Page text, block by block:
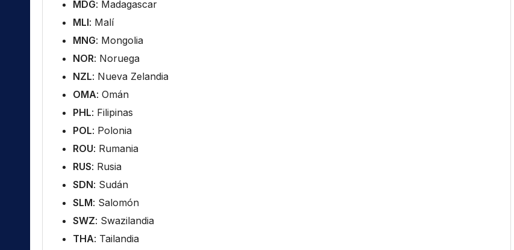
MDG: Madagascar
MLI: Malí
MNG: Mongolia
NOR: Noruega
NZL: Nueva Zelandia
OMA: Omán
PHL: Filipinas
POL: Polonia
ROU: Rumania
RUS: Rusia
SDN: Sudán
SLM: Salomón
SWZ: Swazilandia
THA: Tailandia